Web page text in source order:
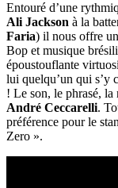
Entouré d’une
Ali Jackson à la
Faria) il nous offre
Bop et musique
époustouflante
lui quelqu’un qui s’y
! Le son, le phrasé,
André Ceccarelli.
préférence pour le
Zero ».